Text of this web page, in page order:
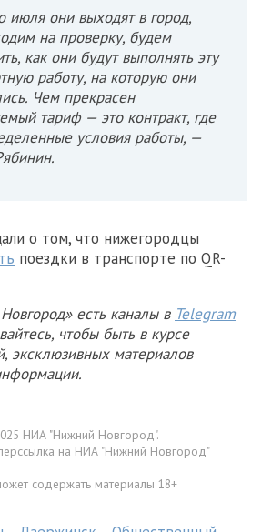
июля они выходят в город,
на проверку, будем
как они будут выполнять эту
работу, на которую они
Чем прекрасен
тариф — это контракт, где
условия работы, —
о том, что нижегородцы
поездки в транспорте по QR-
есть каналы в Telegram
чтобы быть в курсе
эксклюзивных материалов
НИА "Нижний Новгород".
на НИА "Нижний Новгород"
содержать материалы 18+